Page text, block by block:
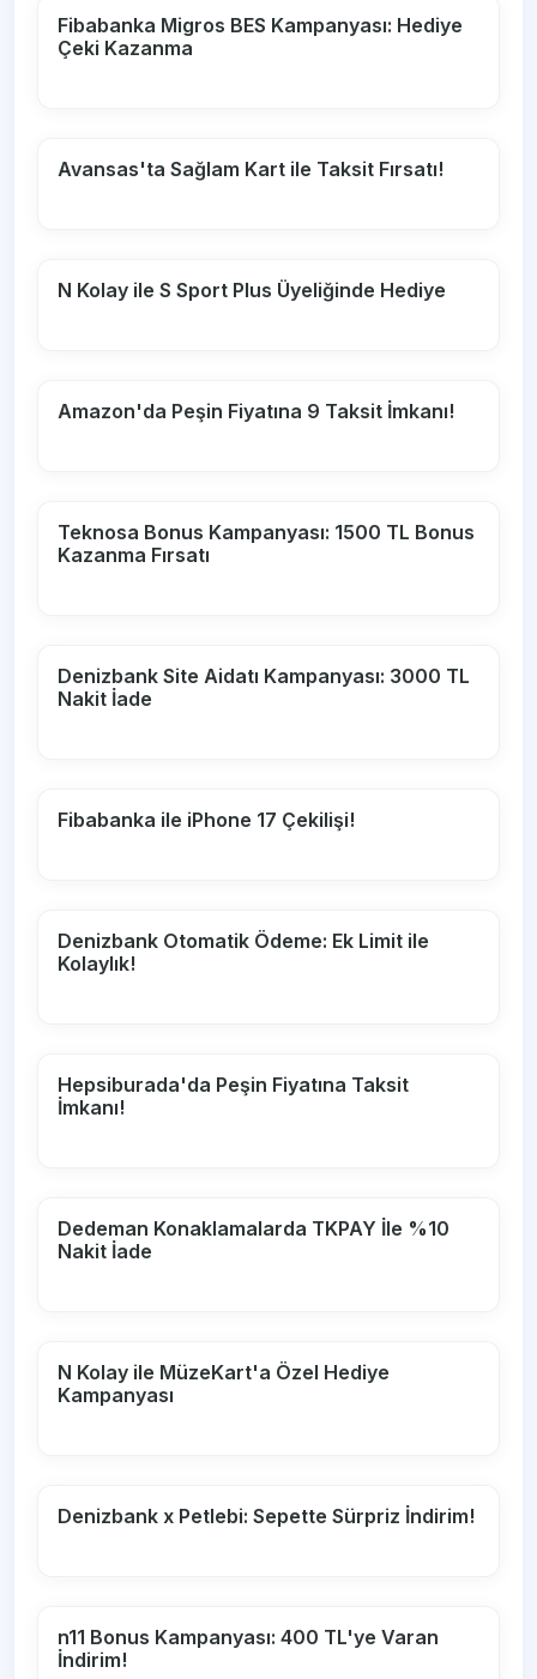
Fibabanka Migros BES Kampanyası: Hediye
Çeki Kazanma
Avansas'ta Sağlam Kart ile Taksit Fırsatı!
N Kolay ile S Sport Plus Üyeliğinde Hediye
Amazon'da Peşin Fiyatına 9 Taksit İmkanı!
Teknosa Bonus Kampanyası: 1500 TL Bonus
Kazanma Fırsatı
Denizbank Site Aidatı Kampanyası: 3000 TL
Nakit İade
Fibabanka ile iPhone 17 Çekilişi!
Denizbank Otomatik Ödeme: Ek Limit ile
Kolaylık!
Hepsiburada'da Peşin Fiyatına Taksit
İmkanı!
Dedeman Konaklamalarda TKPAY İle %10
Nakit İade
N Kolay ile MüzeKart'a Özel Hediye
Kampanyası
Denizbank x Petlebi: Sepette Sürpriz İndirim!
n11 Bonus Kampanyası: 400 TL'ye Varan
İndirim!